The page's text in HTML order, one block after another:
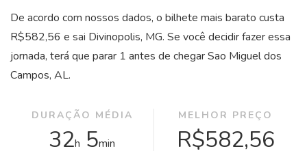
De acordo com nossos dados, o bilhete mais barato custa
R$582,56 e sai Divinopolis, MG. Se você decidir fazer essa
jornada, terá que parar 1 antes de chegar Sao Miguel dos
Campos, AL.
DURAÇÃO MÉDIA
32h 5min
MELHOR PREÇO
R$582,56